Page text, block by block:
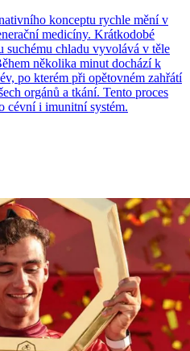
konceptu rychle mění v
medicíny. Krátkodobé
suchému chladu vyvolává v těle
několika minut dochází k
po kterém při opětovném zahřátí
orgánů a tkání. Tento proces
cévní i imunitní systém.